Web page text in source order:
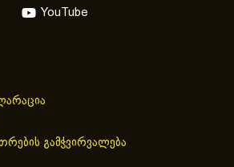
YouTube
გამჭვირვალება